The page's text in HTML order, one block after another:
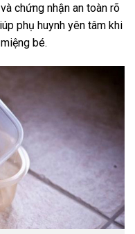
chứng nhận an toàn rõ
phụ huynh yên tâm khi
bé.